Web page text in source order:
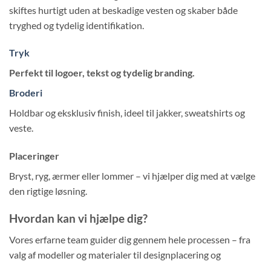
skiftes hurtigt uden at beskadige vesten og skaber både
tryghed og tydelig identifikation.
Tryk
Perfekt til logoer, tekst og tydelig branding.
Broderi
Holdbar og eksklusiv finish, ideel til jakker, sweatshirts og
veste.
Placeringer
Bryst, ryg, ærmer eller lommer – vi hjælper dig med at vælge
den rigtige løsning.
Hvordan kan vi hjælpe dig?
Vores erfarne team guider dig gennem hele processen – fra
valg af modeller og materialer til designplacering og